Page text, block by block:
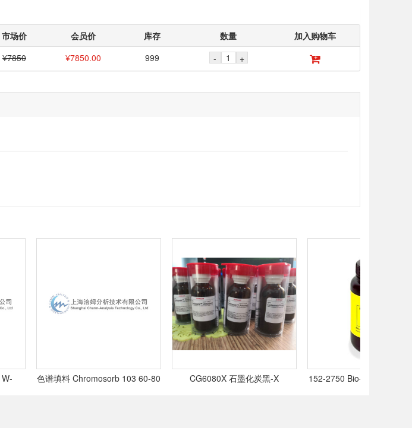
市场价 会员价 库存 数量
加入购物车
¥7850 ¥7850.00 999 - +
色谱填料 Chromosorb 103 60-80
CG6080X 石墨化炭黑-X
152-2750 Bio-Beads S-X3凝